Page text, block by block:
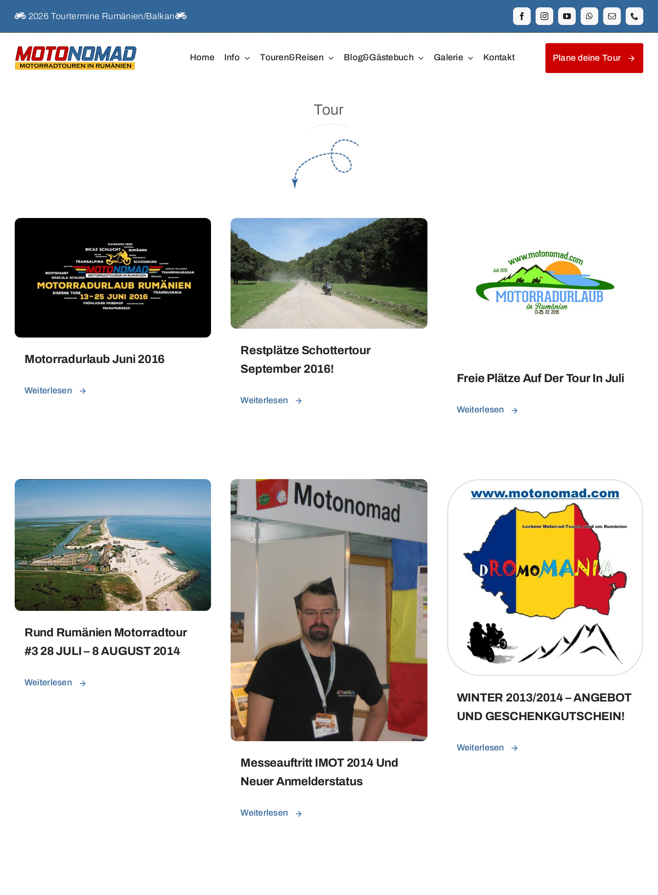
2026 Tourtermine Rumänien/Balkan
Home Info Touren&Reisen Blog&Gästebuch Galerie Kontakt Plane deine Tour
Tour
Motorradurlaub Juni 2016
Weiterlesen
Restplätze Schottertour
September 2016!
Weiterlesen
Freie Plätze Auf Der Tour In Juli
Weiterlesen
Rund Rumänien Motorradtour
#3 28 JULI – 8 AUGUST 2014
Weiterlesen
Messeauftritt IMOT 2014 Und
Neuer Anmelderstatus
Weiterlesen
WINTER 2013/2014 – ANGEBOT
UND GESCHENKGUTSCHEIN!
Weiterlesen